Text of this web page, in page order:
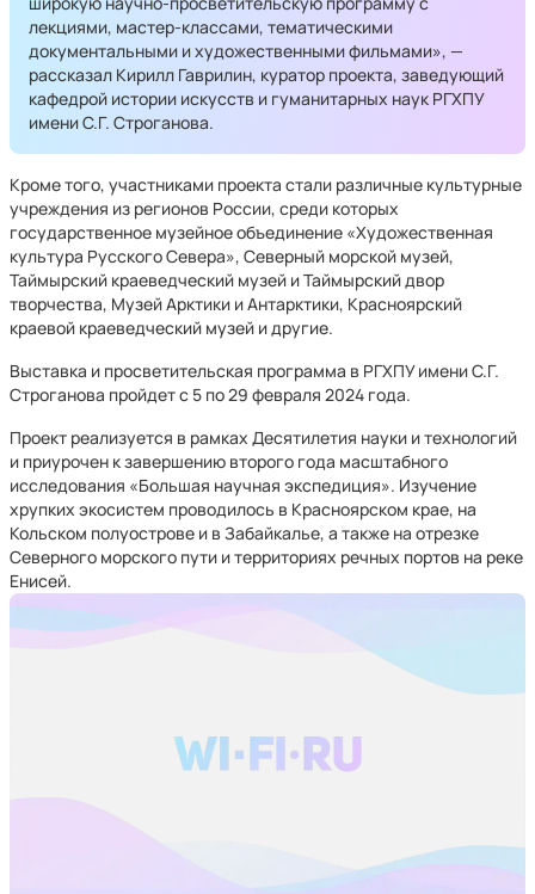
лекциями, мастер-классами, тематическими
документальными и художественными фильмами», —
рассказал Кирилл Гаврилин, куратор проекта, заведующий
кафедрой истории искусств и гуманитарных наук РГХПУ
имени С.Г. Строганова.
Кроме того, участниками проекта стали различные культурные
учреждения из регионов России, среди которых
государственное музейное объединение «Художественная
культура Русского Севера», Северный морской музей,
Таймырский краеведческий музей и Таймырский двор
творчества, Музей Арктики и Антарктики, Красноярский
краевой краеведческий музей и другие.
Выставка и просветительская программа в РГХПУ имени С.Г.
Строганова пройдет с 5 по 29 февраля 2024 года.
Проект реализуется в рамках Десятилетия науки и технологий
и приурочен к завершению второго года масштабного
исследования «Большая научная экспедиция». Изучение
хрупких экосистем проводилось в Красноярском крае, на
Кольском полуострове и в Забайкалье, а также на отрезке
Северного морского пути и территориях речных портов на реке
Енисей.